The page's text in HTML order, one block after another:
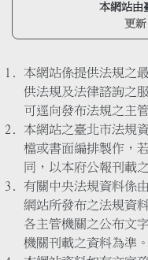
本網站由
更新
本網站係提供法規之
供法規及法律諮詢之
可逕向發布法規之主
本網站之臺北市法規
檔或書面編排製作，
同，以本府公報刊載
有關中央法規資料係
網站所發布之法規資
各主管機關之公布文
機關刊載之資料為準。